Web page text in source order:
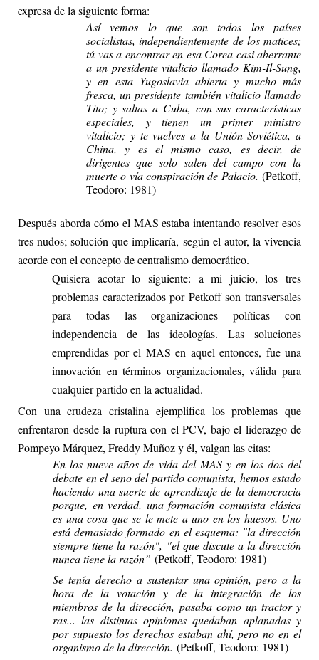
expresa de la siguiente forma:
Así vemos lo que son todos los países
socialistas, independientemente de los matices;
tú vas a encontrar en esa Corea casi aberrante
a un presidente vitalicio llamado Kim-Il-Sung,
y en esta Yugoslavia abierta y mucho más
fresca, un presidente también vitalicio llamado
Tito; y saltas a Cuba, con sus características
especiales, y tienen un primer ministro
vitalicio; y te vuelves a la Unión Soviética, a
China, y es el mismo caso, es decir, de
dirigentes que solo salen del campo con la
muerte o vía conspiración de Palacio. (Petkoff,
Teodoro: 1981)
Después aborda cómo el MAS estaba intentando resolver esos
tres nudos; solución que implicaría, según el autor, la vivencia
acorde con el concepto de centralismo democrático.
Quisiera acotar lo siguiente: a mi juicio, los tres
problemas caracterizados por Petkoff son transversales
para todas las organizaciones políticas con
independencia de las ideologías. Las soluciones
emprendidas por el MAS en aquel entonces, fue una
innovación en términos organizacionales, válida para
cualquier partido en la actualidad.
Con una crudeza cristalina ejemplifica los problemas que
enfrentaron desde la ruptura con el PCV, bajo el liderazgo de
Pompeyo Márquez, Freddy Muñoz y él, valgan las citas:
En los nueve años de vida del MAS y en los dos del
debate en el seno del partido comunista, hemos estado
haciendo una suerte de aprendizaje de la democracia
porque, en verdad, una formación comunista clásica
es una cosa que se le mete a uno en los huesos. Uno
está demasiado formado en el esquema: "la dirección
siempre tiene la razón", "el que discute a la dirección
nunca tiene la razón” (Petkoff, Teodoro: 1981)
Se tenía derecho a sustentar una opinión, pero a la
hora de la votación y de la integración de los
miembros de la dirección, pasaba como un tractor y
ras... las distintas opiniones quedaban aplanadas y
por supuesto los derechos estaban ahí, pero no en el
organismo de la dirección. (Petkoff, Teodoro: 1981)